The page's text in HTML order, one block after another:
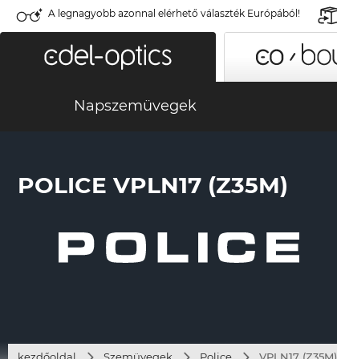
A legnagyobb azonnal elérhető választék Európából!
Napszemüvegek
POLICE VPLN17 (Z35M)